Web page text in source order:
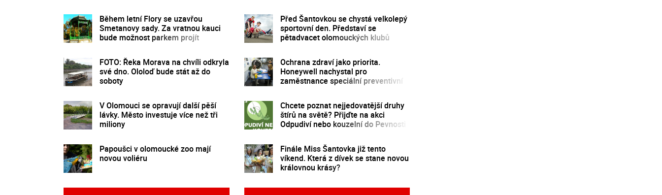
Během letní Flory se uzavřou
Smetanovy sady. Za vratnou kauci
bude možnost parkem projít
FOTO: Řeka Morava na chvíli odkryla
své dno. Ololoď bude stát až do
soboty
V Olomouci se opravují další pěší
lávky. Město investuje více než tři
miliony
Papoušci v olomoucké zoo mají
novou voliéru
Před Šantovkou se chystá velkolepý
sportovní den. Představí se
pětadvacet olomouckých klubů
Ochrana zdraví jako priorita.
Honeywell nachystal pro
zaměstnance speciální preventivní
Chcete poznat nejjedovatější druhy
štírů na světě? Přijďte na akci
Odpudiví nebo kouzelní do Pevnosti
Finále Miss Šantovka již tento
víkend. Která z dívek se stane novou
královnou krásy?